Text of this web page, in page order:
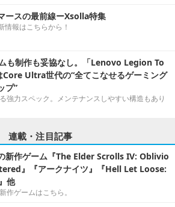
ースの最前線ーXsolla特集
情報はこちらから！
も制作も妥協なし。「Lenovo Legion To
Ultra世代の“全てこなせるゲーミング
プ”
強力スペック。メンテナンスしやすい構造もあり
連載・注目記事
新作ゲーム『The Elder Scrolls IV: Oblivio
』『アークナイツ』『Hell Let Loose:
他
作ゲームはこちら。